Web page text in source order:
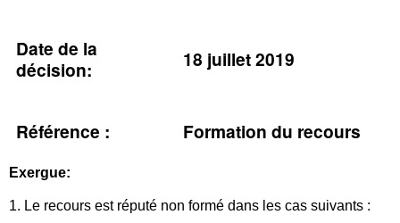
Date de la
décision:
18 juillet 2019
Référence : Formation du recours
Exergue:
1. Le recours est réputé non formé dans les cas suivants :